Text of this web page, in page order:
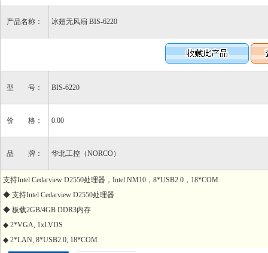
产品名称： 冰翅无风扇 BIS-6220
型 号： BIS-6220
价 格： 0.00
品 牌： 华北工控（NORCO）
支持Intel Cedarview D2550处理器，Intel NM10，8*USB2.0，18*COM
◆ 支持Intel Cedarview D2550处理器
◆ 板载2GB/4GB DDR3内存
◆ 2*VGA, 1xLVDS
◆ 2*LAN, 8*USB2.0, 18*COM